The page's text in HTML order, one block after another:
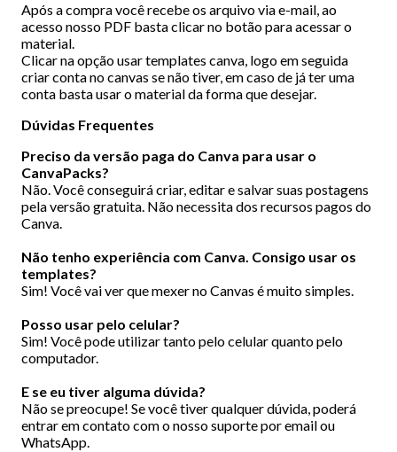
Após a compra você recebe os arquivo via e-mail, ao
acesso nosso PDF basta clicar no botão para acessar o
material.
Clicar na opção usar templates canva, logo em seguida
criar conta no canvas se não tiver, em caso de já ter uma
conta basta usar o material da forma que desejar.
Dúvidas Frequentes
Preciso da versão paga do Canva para usar o
CanvaPacks?
Não. Você conseguirá criar, editar e salvar suas postagens
pela versão gratuita. Não necessita dos recursos pagos do
Canva.
Não tenho experiência com Canva. Consigo usar os
templates?
Sim! Você vai ver que mexer no Canvas é muito simples.
Posso usar pelo celular?
Sim! Você pode utilizar tanto pelo celular quanto pelo
computador.
E se eu tiver alguma dúvida?
Não se preocupe! Se você tiver qualquer dúvida, poderá
entrar em contato com o nosso suporte por email ou
WhatsApp.